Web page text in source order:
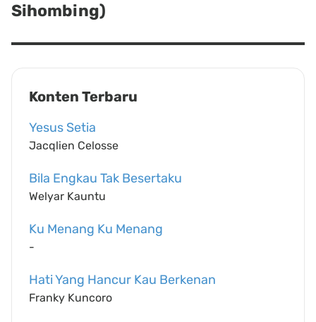
post:
Sihombing)
Konten Terbaru
Yesus Setia
Jacqlien Celosse
Bila Engkau Tak Besertaku
Welyar Kauntu
Ku Menang Ku Menang
-
Hati Yang Hancur Kau Berkenan
Franky Kuncoro